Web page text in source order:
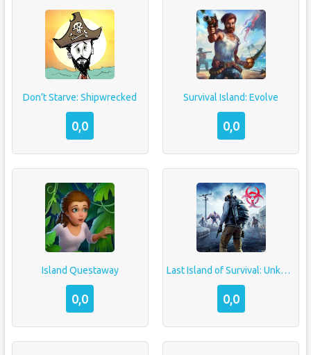
Don’t Starve: Shipwrecked
0,0
Survival Island: Evolve
0,0
Island Questaway
0,0
Last Island of Survival: Unknown 15 Days
0,0